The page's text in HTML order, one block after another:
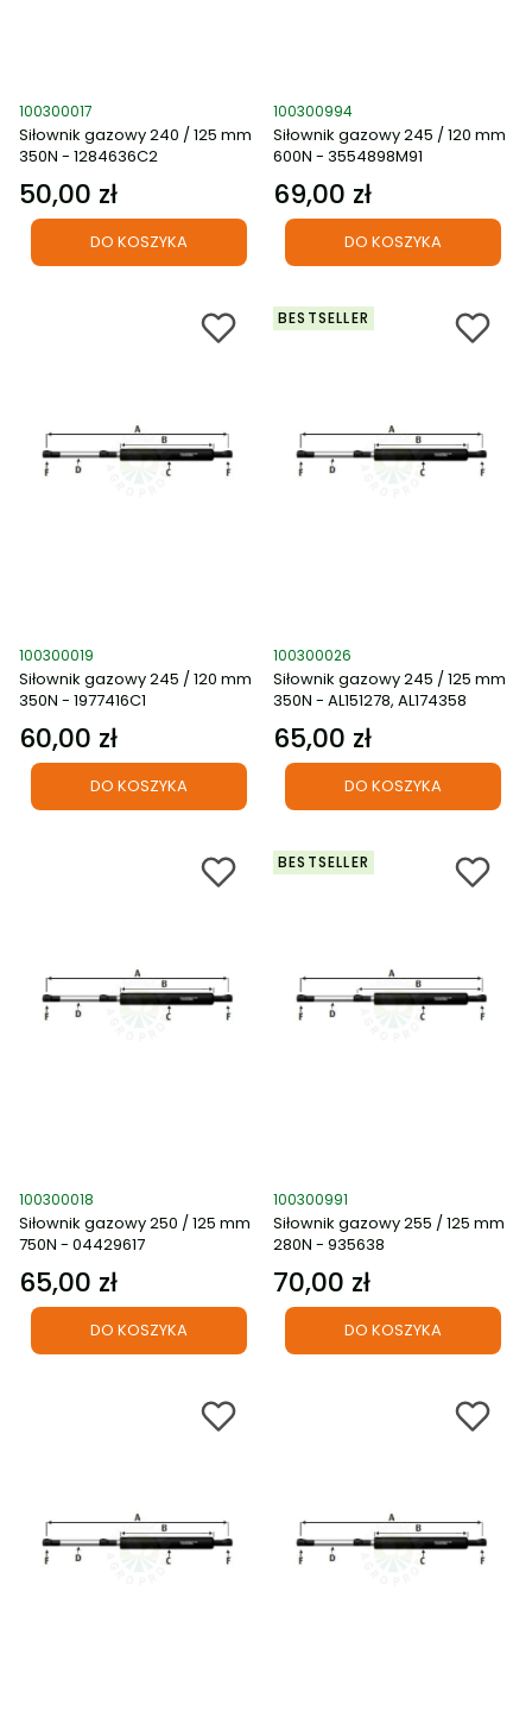
Kod produktu
100300017
Siłownik gazowy 240 / 125 mm
350N - 1284636C2
Cena
50,00 zł
DO KOSZYKA
Kod produktu
100300994
Siłownik gazowy 245 / 120 mm
600N - 3554898M91
Cena
69,00 zł
DO KOSZYKA
Kod produktu
100300019
Siłownik gazowy 245 / 120 mm
350N - 1977416C1
Cena
60,00 zł
DO KOSZYKA
BESTSELLER
Kod produktu
100300026
Siłownik gazowy 245 / 125 mm
350N - AL151278, AL174358
Cena
65,00 zł
DO KOSZYKA
Kod produktu
100300018
Siłownik gazowy 250 / 125 mm
750N - 04429617
Cena
65,00 zł
DO KOSZYKA
BESTSELLER
Kod produktu
100300991
Siłownik gazowy 255 / 125 mm
280N - 935638
Cena
70,00 zł
DO KOSZYKA